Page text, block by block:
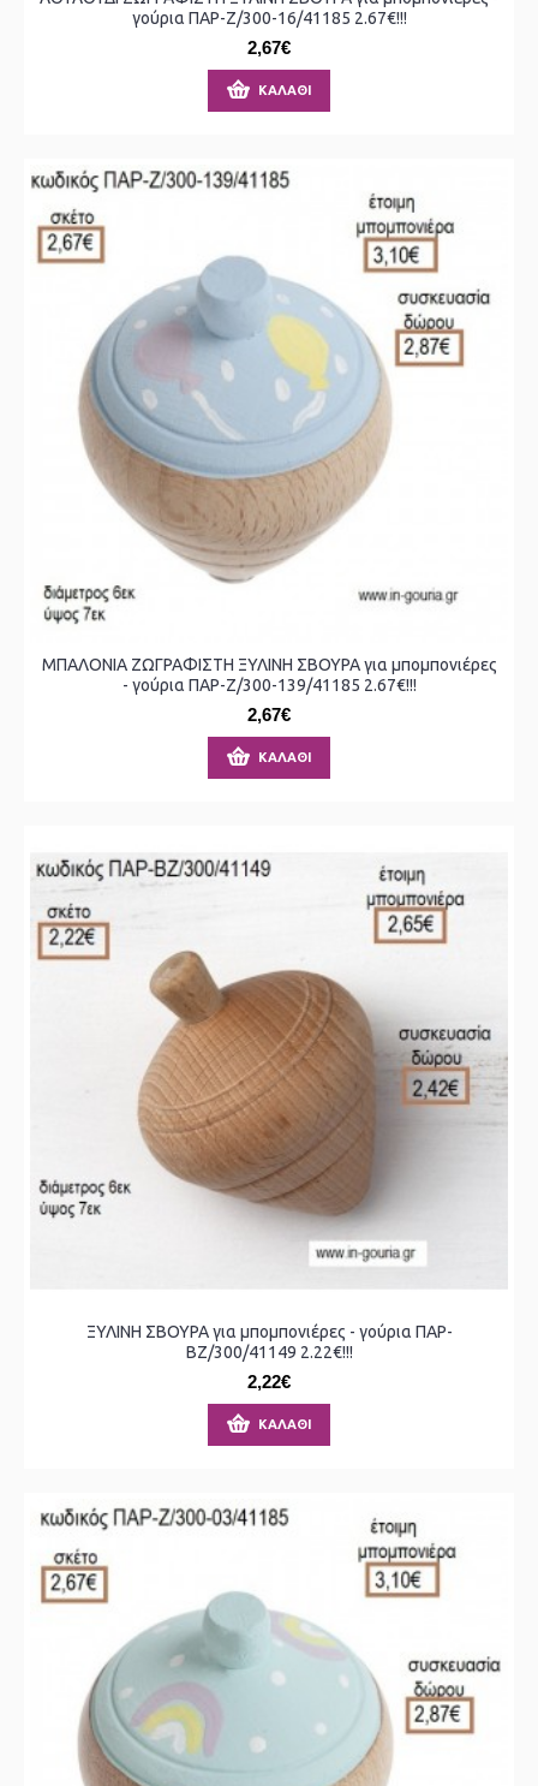
γούρια ΠΑΡ-Ζ/300-16/41185 2.67€!!!
2,67€
ΚΑΛΆΘΙ
ΜΠΑΛΟΝΙΑ ΖΩΓΡΑΦΙΣΤΗ ΞΥΛΙΝΗ ΣΒΟΥΡΑ για μπομπονιέρες
- γούρια ΠΑΡ-Ζ/300-139/41185 2.67€!!!
2,67€
ΚΑΛΆΘΙ
ΞΥΛΙΝΗ ΣΒΟΥΡΑ για μπομπονιέρες - γούρια ΠΑΡ-
ΒΖ/300/41149 2.22€!!!
2,22€
ΚΑΛΆΘΙ